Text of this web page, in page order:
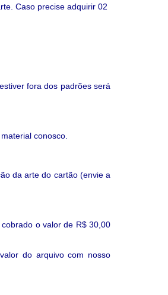
Caso precise adquirir 02
fora dos padrões será
conosco.
da arte do cartão (envie a
o valor de R$ 30,00
do arquivo com nosso